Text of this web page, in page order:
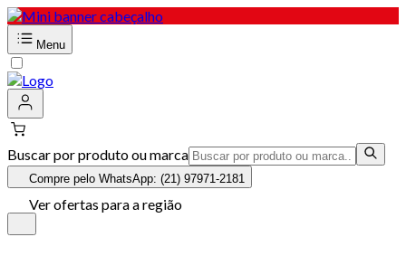
Menu
Buscar por produto ou marca
Compre pelo WhatsApp: (21) 97971-2181
Ver ofertas para a região